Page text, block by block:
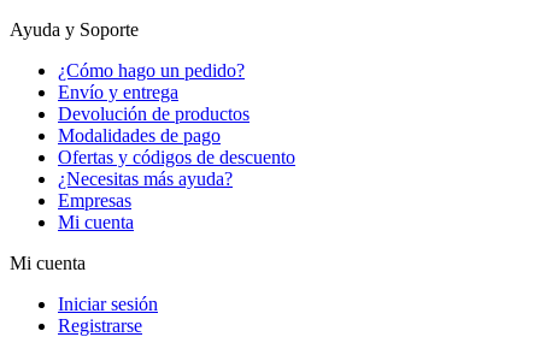
Ayuda y Soporte
¿Cómo hago un pedido?
Envío y entrega
Devolución de productos
Modalidades de pago
Ofertas y códigos de descuento
¿Necesitas más ayuda?
Empresas
Mi cuenta
Mi cuenta
Iniciar sesión
Registrarse